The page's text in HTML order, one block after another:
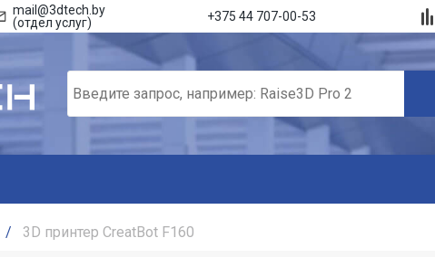
mail@3dtech.by
(отдел услуг)
+375 44 707-00-53
/ 3D принтер CreatBot F160